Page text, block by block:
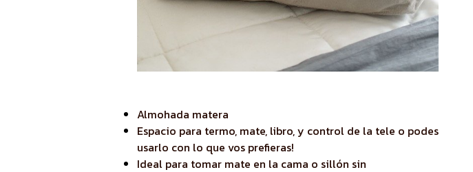
Almohada matera
Espacio para termo, mate, libro, y control de la tele o podes
usarlo con lo que vos prefieras!
Ideal para tomar mate en la cama o sillón sin